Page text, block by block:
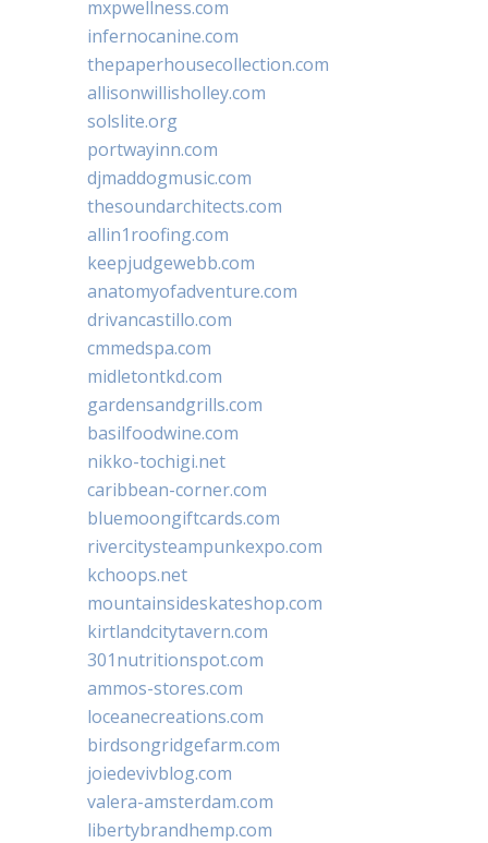
mxpwellness.com
infernocanine.com
thepaperhousecollection.com
allisonwillisholley.com
solslite.org
portwayinn.com
djmaddogmusic.com
thesoundarchitects.com
allin1roofing.com
keepjudgewebb.com
anatomyofadventure.com
drivancastillo.com
cmmedspa.com
midletontkd.com
gardensandgrills.com
basilfoodwine.com
nikko-tochigi.net
caribbean-corner.com
bluemoongiftcards.com
rivercitysteampunkexpo.com
kchoops.net
mountainsideskateshop.com
kirtlandcitytavern.com
301nutritionspot.com
ammos-stores.com
loceanecreations.com
birdsongridgefarm.com
joiedevivblog.com
valera-amsterdam.com
libertybrandhemp.com